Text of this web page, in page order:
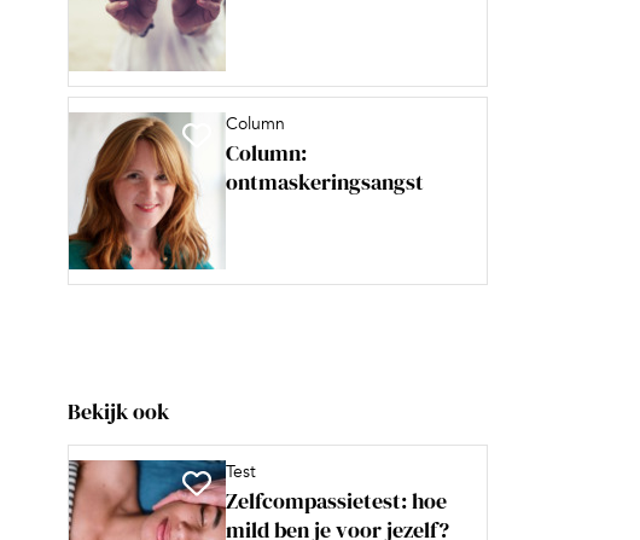
Column
Column:
ontmaskeringsangst
Bekijk ook
Test
Zelfcompassietest: hoe
mild ben je voor jezelf?